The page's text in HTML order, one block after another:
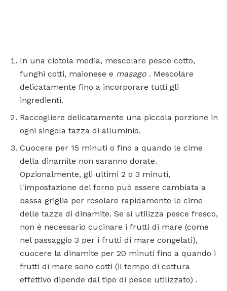
In una ciotola media, mescolare pesce cotto,
funghi cotti, maionese e masago . Mescolare
delicatamente fino a incorporare tutti gli
ingredienti.
Raccogliere delicatamente una piccola porzione in
ogni singola tazza di alluminio.
Cuocere per 15 minuti o fino a quando le cime
della dinamite non saranno dorate.
Opzionalmente, gli ultimi 2 o 3 minuti,
l'impostazione del forno può essere cambiata a
bassa griglia per rosolare rapidamente le cime
delle tazze di dinamite. Se si utilizza pesce fresco,
non è necessario cucinare i frutti di mare (come
nel passaggio 3 per i frutti di mare congelati),
cuocere la dinamite per 20 minuti fino a quando i
frutti di mare sono cotti (il tempo di cottura
effettivo dipende dal tipo di pesce utilizzato) .